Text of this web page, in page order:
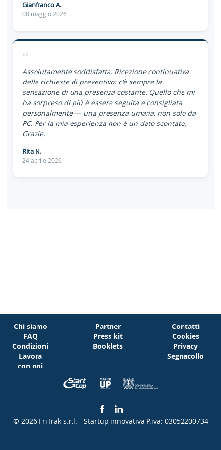
Gianfranco A.
08 maggio 2026
“
Assolutamente soddisfatta. Ricezione continuativa
delle richieste di preventivo: c'è sempre la
sensazione di una presenza costante. Quello che mi
ha sorpreso di più è essere seguita e consigliata
personalmente — una presenza umana, non solo da
PC. Per la mia esperienza non è un dato scontato.
Grazie.
Rita N.
24 aprile 2026
Chi siamo
FAQ
Condizioni
Lavora
con noi
Partner
Press kit
Booklets
Contatti
Cookies
Privacy
Segnacollo
© 2026 FriTrak s.r.l. - Startup innovativa P.iva: 03052200734